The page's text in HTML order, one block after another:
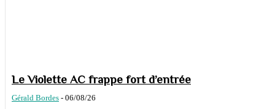
Le Violette AC frappe fort d’entrée
Gérald Bordes - 06/08/26